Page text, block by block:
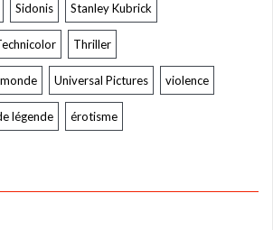
Sidonis Stanley Kubrick
Thriller
Universal Pictures violence
légende érotisme